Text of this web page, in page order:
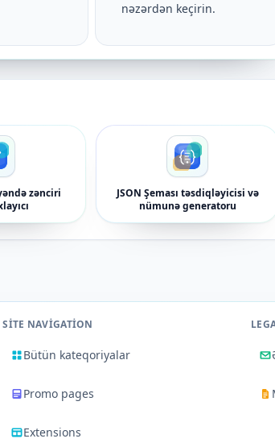
nəzərdən keçirin.
zənciri
JSON Şeması təsdiqləyicisi və
nümunə generatoru
SITE NAVIGATION
Bütün kateqoriyalar
Promo pages
Extensions